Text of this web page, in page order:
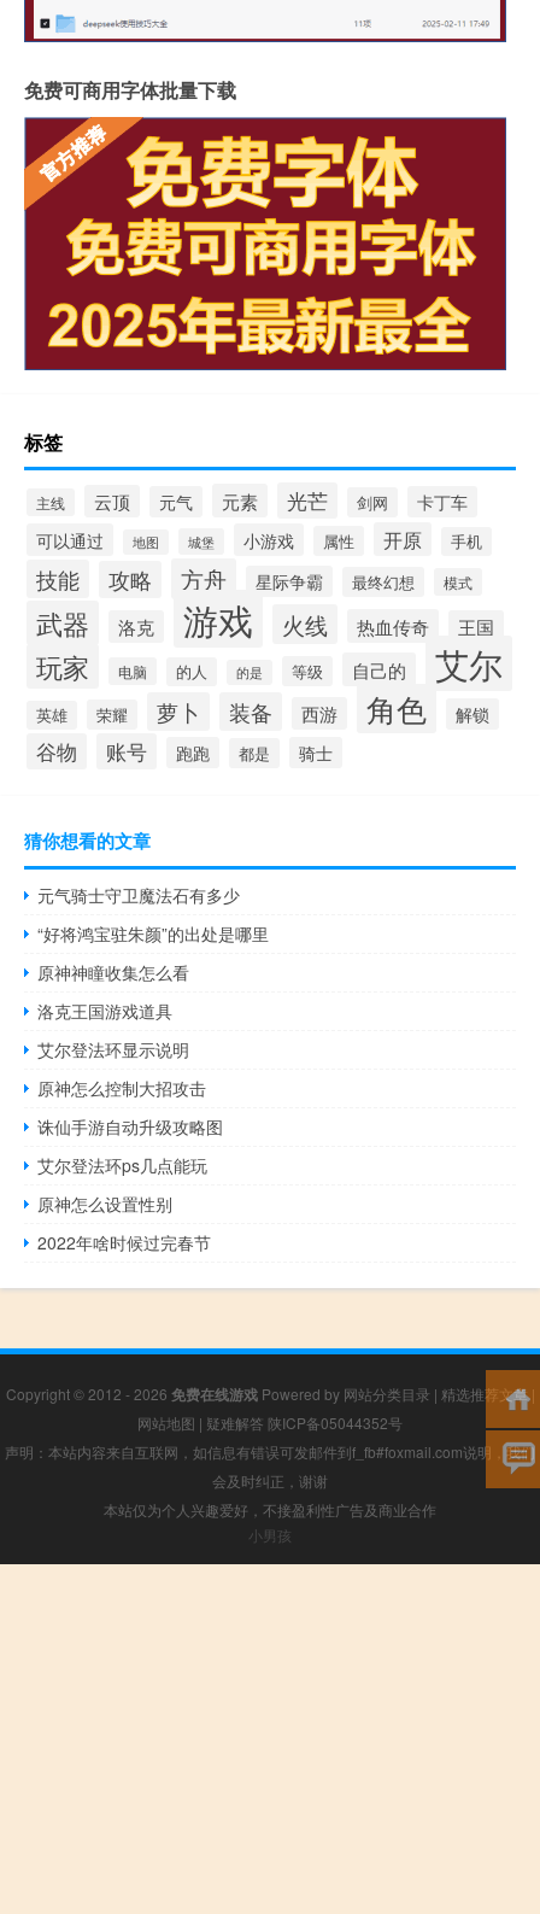
免费可商用字体批量下载
标签
主线 云顶 元气 元素 光芒 剑网 卡丁车
可以通过 地图 城堡 小游戏 属性 开原 手机
技能 攻略 方舟 星际争霸 最终幻想 模式
武器 洛克 游戏 火线 热血传奇 王国
玩家 电脑 的人 的是 等级 自己的 艾尔
英雄 荣耀 萝卜 装备 西游 角色 解锁
谷物 账号 跑跑 都是 骑士
猜你想看的文章
元气骑士守卫魔法石有多少
“好将鸿宝驻朱颜”的出处是哪里
原神神瞳收集怎么看
洛克王国游戏道具
艾尔登法环显示说明
原神怎么控制大招攻击
诛仙手游自动升级攻略图
艾尔登法环ps几点能玩
原神怎么设置性别
2022年啥时候过完春节
Copyright © 2012 - 2026 免费在线游戏Powered by 网站分类目录 | 精选推荐文章|
网站地图 | 疑难解答 陕ICP备05044352号
声明：本站内容来自互联网，如信息有错误可发邮件到f_fb#foxmail.com说明，我们
会及时纠正，谢谢
本站仅为个人兴趣爱好，不接盈利性广告及商业合作
小男孩